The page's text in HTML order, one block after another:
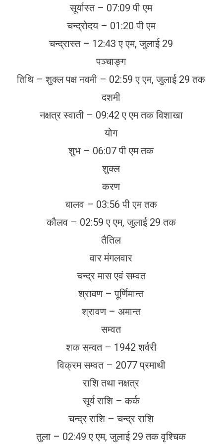
सूर्यास्त – 07:09 पी एम
चन्द्रोदय – 01:20 पी एम
चन्द्रास्त – 12:43 ए एम, जुलाई 29
पञ्चाङ्ग
तिथि – शुक्ल पक्ष नवमी – 02:59 ए एम, जुलाई 29 तक
दशमी
नक्षत्र स्वाती – 09:42 ए एम तक विशाखा
योग
शुभ – 06:07 पी एम तक
शुक्ल
करण
बालव – 03:56 पी एम तक
कौलव – 02:59 ए एम, जुलाई 29 तक
तैतिल
वार मंगलवार
चन्द्र मास एवं सम्वत
श्रावण – पूर्णिमान्त
श्रावण – अमान्त
सम्वत
शक सम्वत – 1942 शर्वरी
विक्रम सम्वत – 2077 प्रमाथी
राशि तथा नक्षत्र
सूर्य राशि – कर्क
चन्द्र राशि – चन्द्र राशि
तुला – 02:49 ए एम, जुलाई 29 तक वृश्चिक